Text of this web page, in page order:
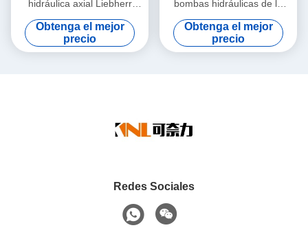
hidráulica axial Liebherr
Excavadora LPVD35
LPVD45 LPVD64 LPVD75
LPVD90 LPVD125 LPVD250
Obtenga el mejor
precio
bombas hidráulicas de la
serie FMV Liebherr FMV075
FMV100 Excavadora
Obtenga el mejor
precio
Redes Sociales